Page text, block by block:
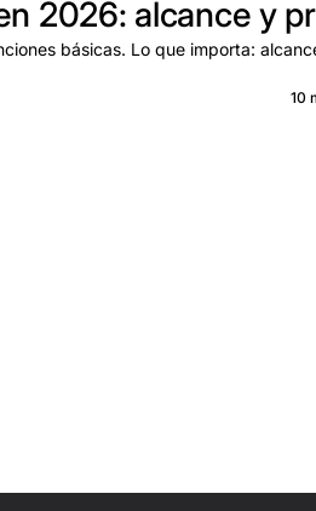
2026: alcance y
básicas. Lo que importa:
10